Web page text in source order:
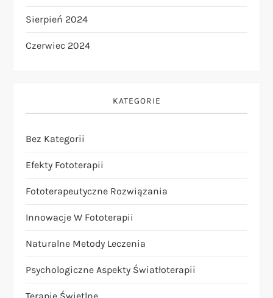
Sierpień 2024
Czerwiec 2024
KATEGORIE
Bez Kategorii
Efekty Fototerapii
Fototerapeutyczne Rozwiązania
Innowacje W Fototerapii
Naturalne Metody Leczenia
Psychologiczne Aspekty Światłoterapii